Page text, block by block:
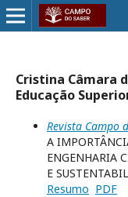
Cristina Câmara
Educação
Revista Campo
A
ENGENHARIA
E
Resumo PDF